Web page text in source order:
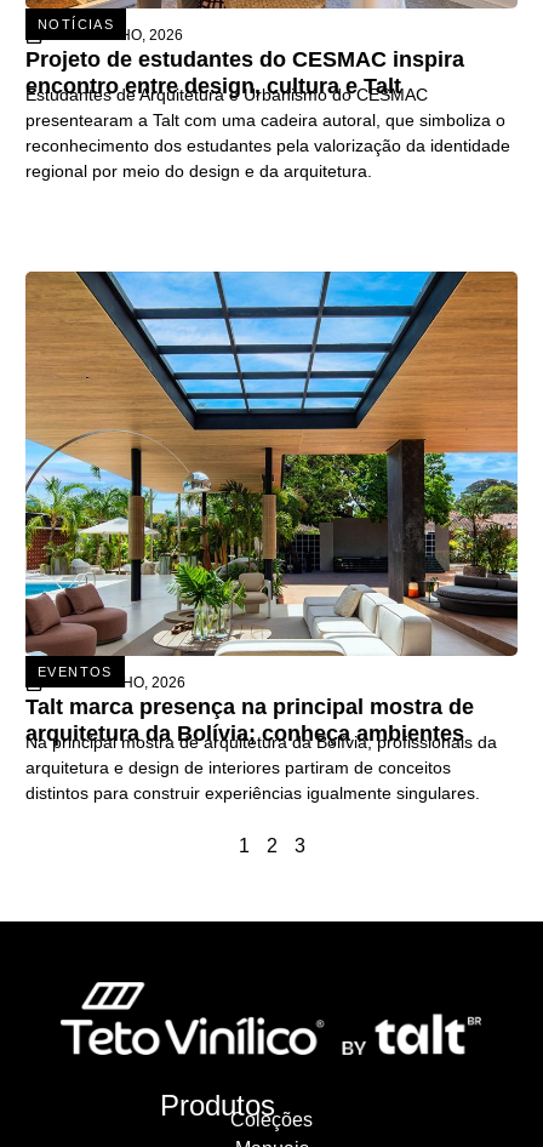
NOTÍCIAS
15 DE JULHO, 2026
Projeto de estudantes do CESMAC inspira
encontro entre design, cultura e Talt
Estudantes de Arquitetura e Urbanismo do CESMAC
presentearam a Talt com uma cadeira autoral, que simboliza o
reconhecimento dos estudantes pela valorização da identidade
regional por meio do design e da arquitetura.
EVENTOS
26 DE JUNHO, 2026
Talt marca presença na principal mostra de
arquitetura da Bolívia; conheça ambientes
Na principal mostra de arquitetura da Bolívia, profissionais da
arquitetura e design de interiores partiram de conceitos
distintos para construir experiências igualmente singulares.
1 2 3
Produtos
Coleções